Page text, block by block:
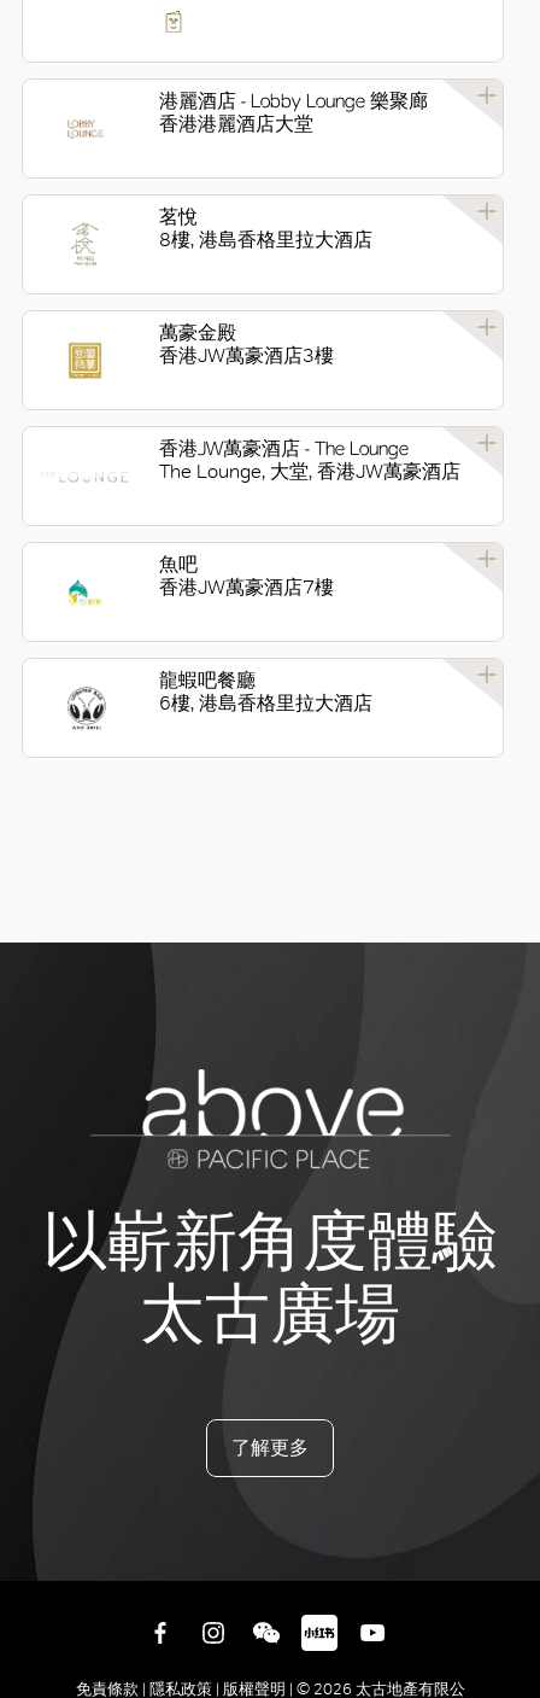
港麗酒店 - Lobby Lounge 樂聚廊
香港港麗酒店大堂
茗悅
8樓, 港島香格里拉大酒店
萬豪金殿
香港JW萬豪酒店3樓
香港JW萬豪酒店 - The Lounge
The Lounge, 大堂, 香港JW萬豪酒店
魚吧
香港JW萬豪酒店7樓
龍蝦吧餐廳
6樓, 港島香格里拉大酒店
以嶄新角度體驗
太古廣場
了解更多
免責條款 | 隱私政策 | 版權聲明 | © 2026 太古地產有限公